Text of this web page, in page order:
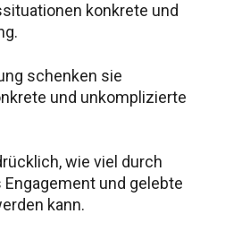
konkrete und
schenken sie
und unkomplizierte
wie viel durch
und gelebte
kann.